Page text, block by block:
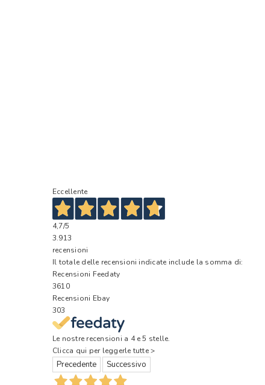
Eccellente
4,7/5
3.913
recensioni
Il totale delle recensioni indicate include la somma di:
Recensioni Feedaty
3610
Recensioni Ebay
303
Le nostre recensioni a 4 e 5 stelle.
Clicca qui per leggerle tutte >
Precedente Successivo